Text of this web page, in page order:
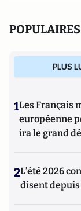
POPULAIRES
PLUS
1Les Français
européenne
ira le grand
2L’été 2026
disent depuis